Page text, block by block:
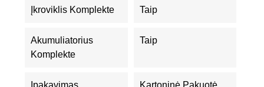
Įkroviklis Komplekte Taip
Akumuliatorius
Komplekte
Taip
Įpakavimas Kartoninė Pakuotė